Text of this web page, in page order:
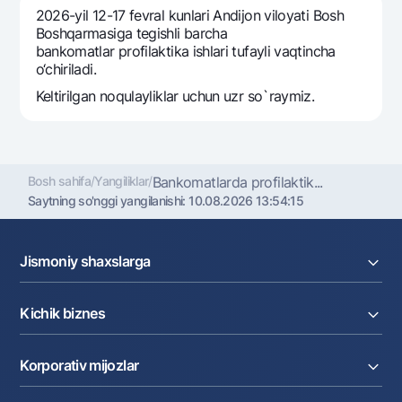
Yevro
Hamma uchun USD uchun
Talab qilib olinguncha USD
Oltin omonat
UzCard/HUMO
Visa
Visa FIFA
Mastercard
Eskrou hisobvarag‘i
Tariflar
Ko'p beriladigan savollar
Ko'p beriladigan savollar
Matbuot markazi
2026-yil 12-17 fevral kunlari Andijon viloyati Bosh
Boshqarmasiga tegishli barcha
bankomatlar profilaktika ishlari tufayli vaqtincha
o‘chiriladi.
Keltirilgan noqulayliklar uchun uzr so`raymiz.
Bosh sahifa/Yangiliklar/Bankomatlarda profilaktik...
Saytning so'nggi yangilanishi: 10.08.2026 13:54:15
Jismoniy shaxslarga
Omonatlar
Kartalar
Pul oʻtkazmalari
Valyutalar kursi
Tariflar
Kichik biznes
Kreditlar
Ekvayring
Korporativ mijozlar